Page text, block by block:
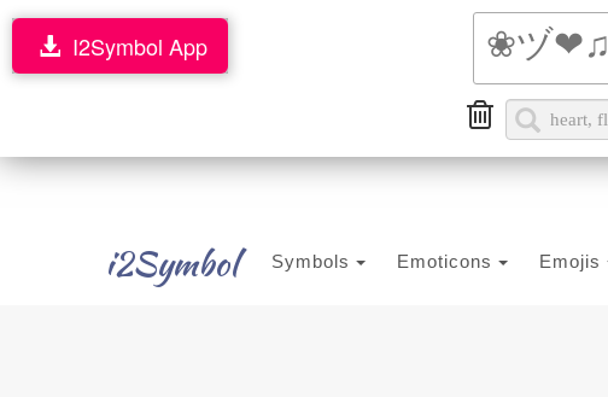
i2Symbol Symbols Emoticons Emojis
I2Symbol App